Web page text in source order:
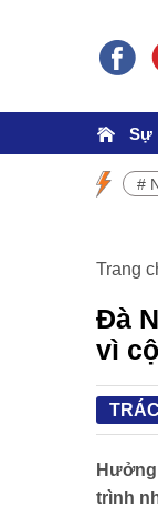
Sự
SỰ
Mô
#
Trang
Đà
vì
trình